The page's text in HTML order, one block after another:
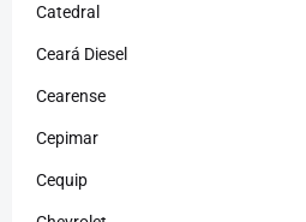
Catedral
Ceará Diesel
Cearense
Cepimar
Cequip